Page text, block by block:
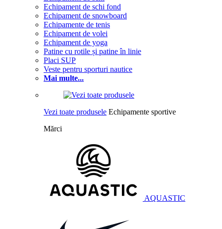
Echipament de schi fond
Echipament de snowboard
Echipamente de tenis
Echipament de volei
Echipament de yoga
Patine cu rotile și patine în linie
Placi SUP
Veste pentru sporturi nautice
Mai multe...
Vezi toate produsele Echipamente sportive
Mărci
AQUASTIC